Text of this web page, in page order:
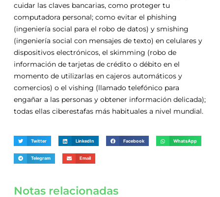
cuidar las claves bancarias, como proteger tu
computadora personal; como evitar el phishing
(ingeniería social para el robo de datos) y smishing
(ingeniería social con mensajes de texto) en celulares y
dispositivos electrónicos, el skimming (robo de
información de tarjetas de crédito o débito en el
momento de utilizarlas en cajeros automáticos y
comercios) o el vishing (llamado telefónico para
engañar a las personas y obtener información delicada);
todas ellas ciberestafas más habituales a nivel mundial.
Twitter LinkedIn Facebook WhatsApp
Telegram Email
Notas relacionadas